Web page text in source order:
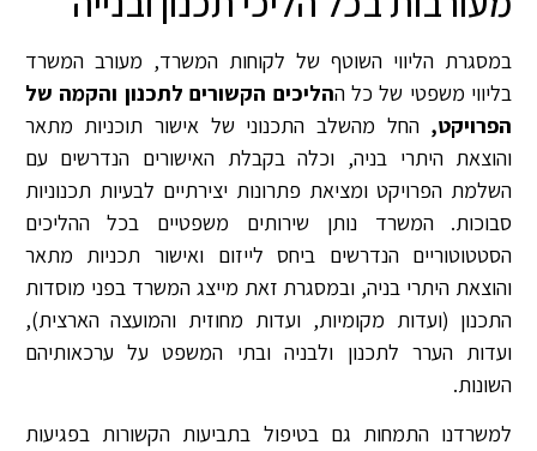
במסגרת הליווי השוטף של לקוחות המשרד, מעורב המשרד
בליווי משפטי של כל ההליכים הקשורים לתכנון והקמה של
הפרויקט, החל מהשלב התכנוני של אישור תוכניות מתאר
והוצאת היתרי בניה, וכלה בקבלת האישורים הנדרשים עם
השלמת הפרויקט ומציאת פתרונות יצירתיים לבעיות תכנוניות
סבוכות. המשרד נותן שירותים משפטיים בכל ההליכים
הסטטוטוריים הנדרשים ביחס לייזום ואישור תכניות מתאר
והוצאת היתרי בניה, ובמסגרת זאת מייצג המשרד בפני מוסדות
התכנון (ועדות מקומיות, ועדות מחוזית והמועצה הארצית),
ועדות הערר לתכנון ולבניה ובתי המשפט על ערכאותיהם
השונות.
למשרדנו התמחות גם בטיפול בתביעות הקשורות בפגיעות